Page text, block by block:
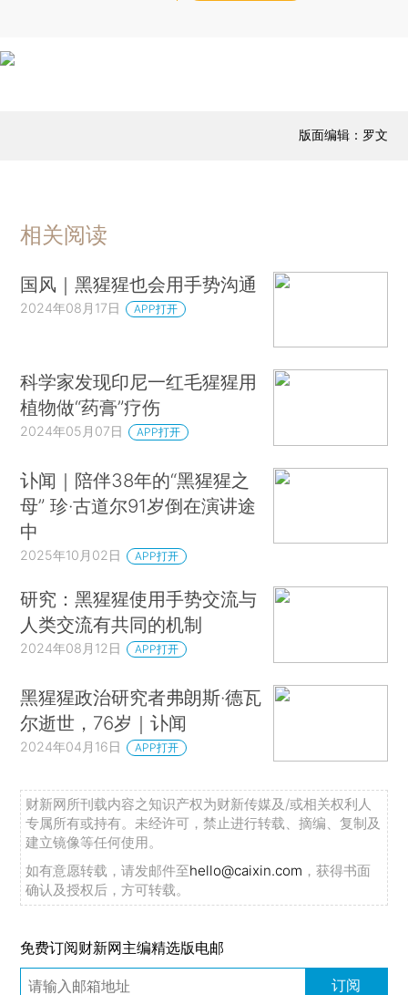
版面编辑：罗文
相关阅读
国风｜黑猩猩也会用手势沟通
2024年08月17日 APP打开
科学家发现印尼一红毛猩猩用
植物做“药膏”疗伤
2024年05月07日 APP打开
讣闻｜陪伴38年的“黑猩猩之
母” 珍·古道尔91岁倒在演讲途
中
2025年10月02日 APP打开
研究：黑猩猩使用手势交流与
人类交流有共同的机制
2024年08月12日 APP打开
黑猩猩政治研究者弗朗斯·德瓦
尔逝世，76岁｜讣闻
2024年04月16日 APP打开
财新网所刊载内容之知识产权为财新传媒及/或相关权利人
专属所有或持有。未经许可，禁止进行转载、摘编、复制及
建立镜像等任何使用。
如有意愿转载，请发邮件至hello@caixin.com ，获得书面
确认及授权后，方可转载。
免费订阅财新网主编精选版电邮
订阅